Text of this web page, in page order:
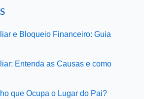
e Bloqueio Financeiro: Guia
Entenda as Causas e como
que Ocupa o Lugar do Pai?